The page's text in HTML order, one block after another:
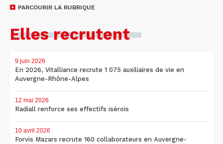
PARCOURIR LA RUBRIQUE
Elles recrutent
9 juin 2026
En 2026, Vitalliance recrute 1 075 auxiliaires de vie en
Auvergne-Rhône-Alpes
12 mai 2026
Radiall renforce ses effectifs isérois
10 avril 2026
Forvis Mazars recrute 160 collaborateurs en Auvergne-